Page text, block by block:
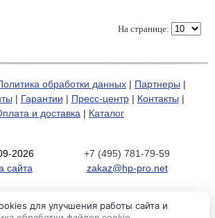
На странице:
обработки данных | Партнеры |
| Гарантии | Пресс-центр| Контакты |
и доставка | Каталог
2026
сайта
+7 (495) 781-79-59
zakaz@hp-pro.net
для улучшения работы сайта и